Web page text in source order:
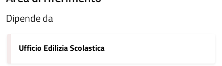
Dipende da
Ufficio Edilizia Scolastica